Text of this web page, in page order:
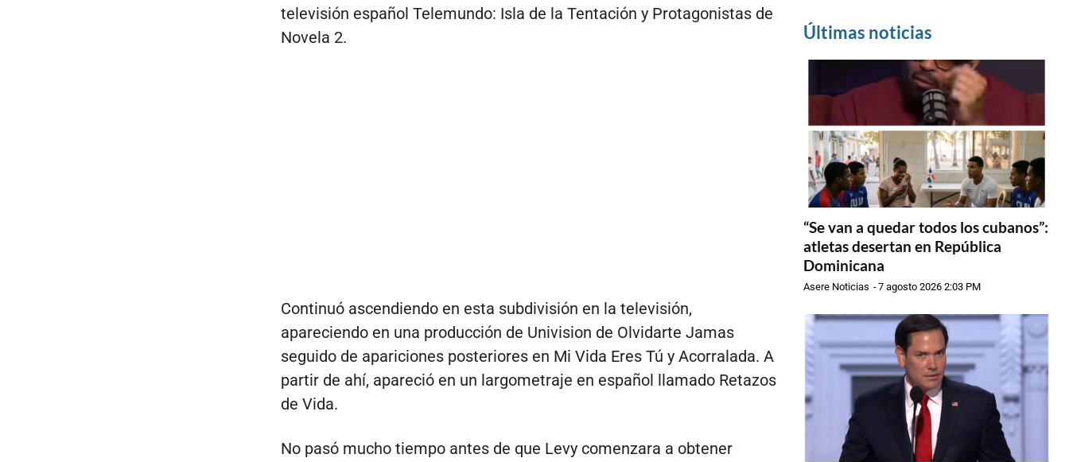
televisión español Telemundo: Isla de la Tentación y Protagonistas de
Novela 2.
Continuó ascendiendo en esta subdivisión en la televisión,
apareciendo en una producción de Univision de Olvidarte Jamas
seguido de apariciones posteriores en Mi Vida Eres Tú y Acorralada. A
partir de ahí, apareció en un largometraje en español llamado Retazos
de Vida.
No pasó mucho tiempo antes de que Levy comenzara a obtener
Últimas noticias
“Se van a quedar todos los cubanos”:
atletas desertan en República
Dominicana
Asere Noticias -7 agosto 2026 2:03 PM